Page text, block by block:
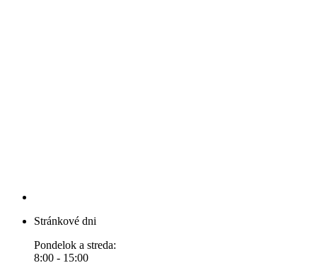
Stránkové dni
Pondelok a streda:
8:00 - 15:00